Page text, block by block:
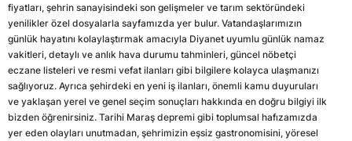
fiyatları, şehrin sanayisindeki son gelişmeler ve tarım sektöründeki
yenilikler özel dosyalarla sayfamızda yer bulur. Vatandaşlarımızın
günlük hayatını kolaylaştırmak amacıyla Diyanet uyumlu günlük namaz
vakitleri, detaylı ve anlık hava durumu tahminleri, güncel nöbetçi
eczane listeleri ve resmi vefat ilanları gibi bilgilere kolayca ulaşmanızı
sağlıyoruz. Ayrıca şehirdeki en yeni iş ilanları, önemli kamu duyuruları
ve yaklaşan yerel ve genel seçim sonuçları hakkında en doğru bilgiyi ilk
bizden öğrenirsiniz. Tarihi Maraş depremi gibi toplumsal hafızamızda
yer eden olayları unutmadan, şehrimizin eşsiz gastronomisini, yöresel